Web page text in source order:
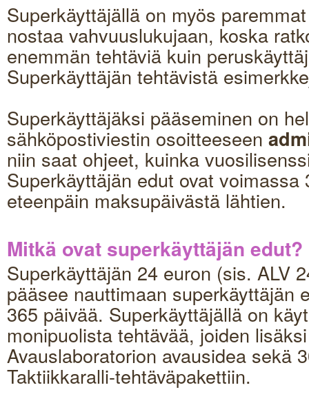
Superkäyttäjällä on myös
nostaa vahvuuslukujaan, koska
enemmän tehtäviä kuin
Superkäyttäjän tehtävistä
Superkäyttäjäksi pääseminen on
sähköpostiviestin osoitteeseen
niin saat ohjeet, kuinka
Superkäyttäjän edut ovat voimassa
eteenpäin maksupäivästä lähtien.
Mitkä ovat superkäyttäjän edut?
Superkäyttäjän 24 euron (sis. ALV
pääsee nauttimaan superkäyttäjän
365 päivää. Superkäyttäjällä on
monipuolista tehtävää, joiden
Avauslaboratorion avausidea sekä
Taktiikkaralli-tehtäväpakettiin.